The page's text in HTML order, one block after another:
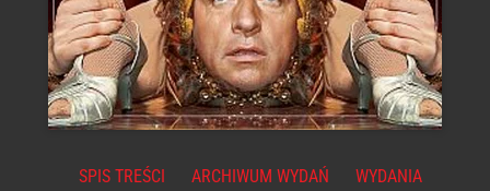
SPIS TREŚCI ARCHIWUM WYDAŃ
WYDANIA